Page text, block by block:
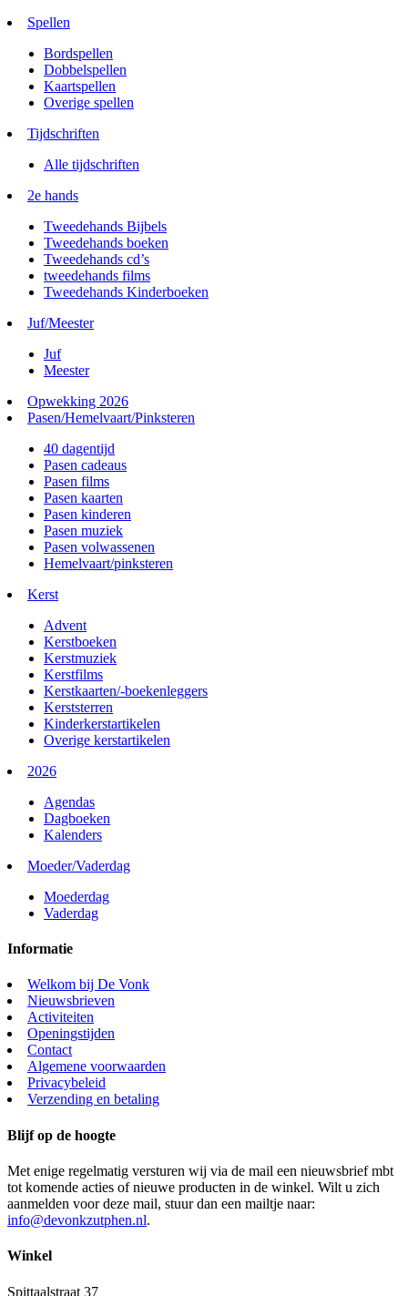
Spellen
Bordspellen
Dobbelspellen
Kaartspellen
Overige spellen
Tijdschriften
Alle tijdschriften
2e hands
Tweedehands Bijbels
Tweedehands boeken
Tweedehands cd’s
tweedehands films
Tweedehands Kinderboeken
Juf/Meester
Juf
Meester
Opwekking 2026
Pasen/Hemelvaart/Pinksteren
40 dagentijd
Pasen cadeaus
Pasen films
Pasen kaarten
Pasen kinderen
Pasen muziek
Pasen volwassenen
Hemelvaart/pinksteren
Kerst
Advent
Kerstboeken
Kerstmuziek
Kerstfilms
Kerstkaarten/-boekenleggers
Kerststerren
Kinderkerstartikelen
Overige kerstartikelen
2026
Agendas
Dagboeken
Kalenders
Moeder/Vaderdag
Moederdag
Vaderdag
Informatie
Welkom bij De Vonk
Nieuwsbrieven
Activiteiten
Openingstijden
Contact
Algemene voorwaarden
Privacybeleid
Verzending en betaling
Blijf op de hoogte
Met enige regelmatig versturen wij via de mail een nieuwsbrief mbt
tot komende acties of nieuwe producten in de winkel. Wilt u zich
aanmelden voor deze mail, stuur dan een mailtje naar:
info@devonkzutphen.nl.
Winkel
Spittaalstraat 37